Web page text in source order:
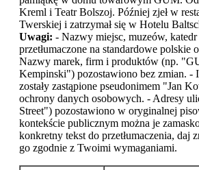
Kreml i Teatr Bolszoj. Później zjeł w
Twerskiej i zatrzymał się w Hotelu
Uwagi: - Nazwy miejsc, muzeów, katedr
przetłumaczone na standardowe polskie
Nazwy marek, firm i produktów (np.
Kempinski") pozostawiono bez zmian. -
zostały zastąpione pseudonimem "Jan
ochrony danych osobowych. - Adresy
Street") pozostawiono w oryginalnej
kontekście publicznym można je
konkretny tekst do przetłumaczenia, daj
go zgodnie z Twoimi wymaganiami.